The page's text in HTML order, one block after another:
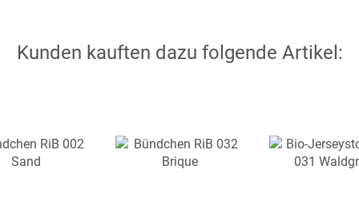
Kunden kauften dazu folgende Artikel: